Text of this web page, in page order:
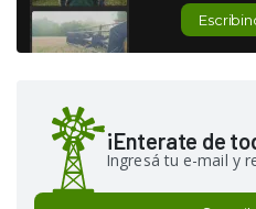
¡Enterate de
Ingresá tu e-mail y